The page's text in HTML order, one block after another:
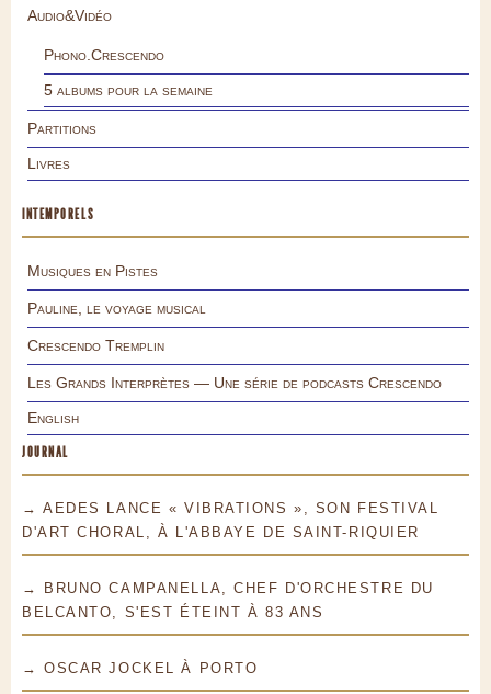
Audio&Vidéo
Phono.Crescendo
5 albums pour la semaine
Partitions
Livres
INTEMPORELS
Musiques en Pistes
Pauline, le voyage musical
Crescendo Tremplin
Les Grands Interprètes — Une série de podcasts Crescendo
English
JOURNAL
→ AEDES LANCE « VIBRATIONS », SON FESTIVAL
D'ART CHORAL, À L'ABBAYE DE SAINT-RIQUIER
→ BRUNO CAMPANELLA, CHEF D'ORCHESTRE DU
BELCANTO, S'EST ÉTEINT À 83 ANS
→ OSCAR JOCKEL À PORTO